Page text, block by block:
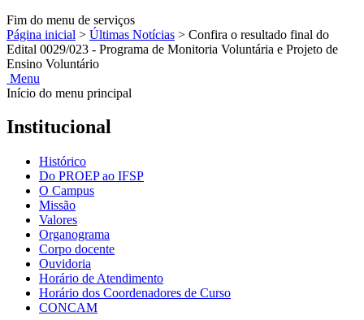
Fim do menu de serviços
Página inicial > Últimas Notícias > Confira o resultado final do
Edital 0029/023 - Programa de Monitoria Voluntária e Projeto de
Ensino Voluntário
Menu
Início do menu principal
Institucional
Histórico
Do PROEP ao IFSP
O Campus
Missão
Valores
Organograma
Corpo docente
Ouvidoria
Horário de Atendimento
Horário dos Coordenadores de Curso
CONCAM